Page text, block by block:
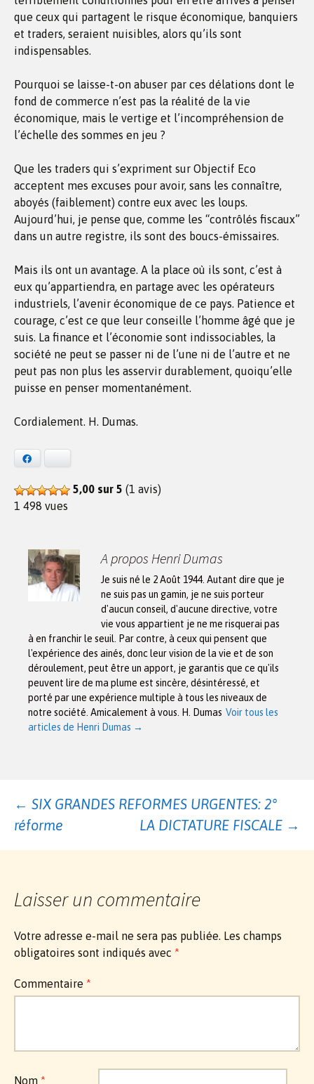
que ceux qui partagent le risque économique, banquiers
et traders, seraient nuisibles, alors qu’ils sont
indispensables.
Pourquoi se laisse-t-on abuser par ces délations dont le
fond de commerce n’est pas la réalité de la vie
économique, mais le vertige et l’incompréhension de
l’échelle des sommes en jeu ?
Que les traders qui s’expriment sur Objectif Eco
acceptent mes excuses pour avoir, sans les connaître,
aboyés (faiblement) contre eux avec les loups.
Aujourd’hui, je pense que, comme les “contrôlés fiscaux”
dans un autre registre, ils sont des boucs-émissaires.
Mais ils ont un avantage. A la place où ils sont, c’est à
eux qu’appartiendra, en partage avec les opérateurs
industriels, l’avenir économique de ce pays. Patience et
courage, c’est ce que leur conseille l’homme âgé que je
suis. La finance et l’économie sont indissociables, la
société ne peut se passer ni de l’une ni de l’autre et ne
peut pas non plus les asservir durablement, quoiqu’elle
puisse en penser momentanément.
Cordialement. H. Dumas.
5,00 sur 5 (1 avis)
1 498 vues
A propos Henri Dumas
Je suis né le 2 Août 1944. Autant dire que je
ne suis pas un gamin, je ne suis porteur
d'aucun conseil, d'aucune directive, votre
vie vous appartient je ne me risquerai pas
à en franchir le seuil. Par contre, à ceux qui pensent que
l'expérience des ainés, donc leur vision de la vie et de son
déroulement, peut être un apport, je garantis que ce qu'ils
peuvent lire de ma plume est sincère, désintéressé, et
porté par une expérience multiple à tous les niveaux de
notre société. Amicalement à vous. H. Dumas Voir tous les
articles de Henri Dumas →
Navigation
des
articles
← SIX GRANDES REFORMES URGENTES: 2°
réforme
LA DICTATURE FISCALE →
Laisser un commentaire
Votre adresse e-mail ne sera pas publiée. Les champs
obligatoires sont indiqués avec *
Commentaire *
Nom *